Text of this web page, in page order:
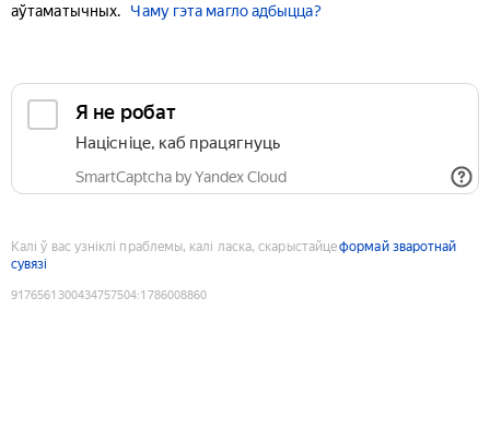
аўтаматычных.
Чаму гэта магло адбыцца?
Я не робат
Націсніце, каб працягнуць
SmartCaptcha by Yandex Cloud
Калі ў вас узніклі праблемы, калі ласка, скарыстайцеформай зваротнай
сувязі
9176561300434757504:1786008860